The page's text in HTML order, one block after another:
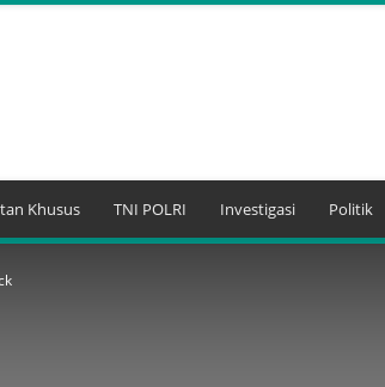
Khusus TNI POLRI Investigasi Politik